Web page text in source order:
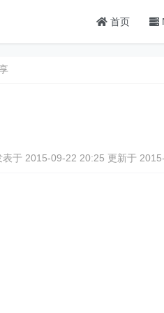
首页
表于 2015-09-22 20:25 更新于